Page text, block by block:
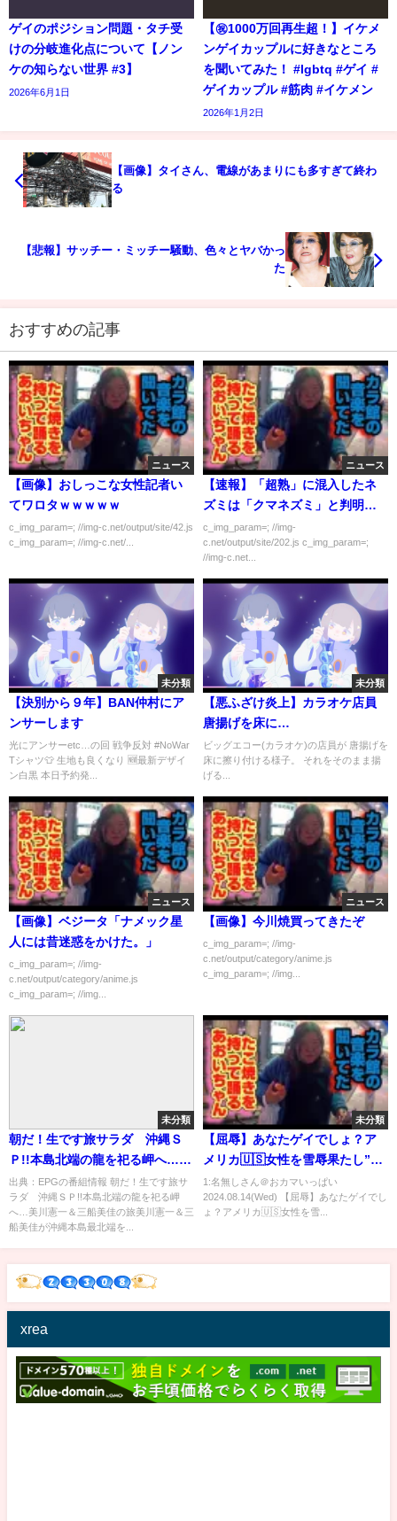
ゲイのポジション問題・タチ受
けの分岐進化点について【ノン
ケの知らない世界 #3】
2026年6月1日
【㊗️1000万回再生超！】イケメ
ンゲイカップルに好きなところ
を聞いてみた！ #lgbtq #ゲイ #
ゲイカップル #筋肉 #イケメン
2026年1月2日
【画像】タイさん、電線があまりにも多すぎて終わ
る
【悲報】サッチー・ミッチー騒動、色々とヤバかっ
た
おすすめの記事
ニュース
【画像】おしっこな女性記者い
てワロタｗｗｗｗｗ
c_img_param=; //img-c.net/output/site/42.js
c_img_param=; //img-c.net/...
ニュース
【速報】「超熟」に混入したネ
ズミは「クマネズミ」と判明ｗ
ｗｗｗｗ
c_img_param=; //img-
c.net/output/site/202.js c_img_param=;
//img-c.net...
未分類
【決別から９年】BAN仲村にア
ンサーします
光にアンサーetc…の回 戦争反対 #NoWar
Tシャツ👕 生地も良くなり 🆕最新デザイ
ン白黒 本日予約発...
未分類
【悪ふざけ炎上】カラオケ店員
唐揚げを床に…
ビッグエコー(カラオケ)の店員が 唐揚げを
床に擦り付ける様子。 それをそのまま揚
げる...
ニュース
【画像】ベジータ「ナメック星
人には昔迷惑をかけた。」
c_img_param=; //img-
c.net/output/category/anime.js
c_img_param=; //img...
ニュース
【画像】今川焼買ってきたぞ
c_img_param=; //img-
c.net/output/category/anime.js
c_img_param=; //img...
未分類
朝だ！生です旅サラダ 沖縄Ｓ
Ｐ!!本島北端の龍を祀る岬へ…美
川憲一＆三船美佳の旅[字]…の番
組内容解析まとめ
出典：EPGの番組情報 朝だ！生です旅サ
ラダ 沖縄ＳＰ!!本島北端の龍を祀る岬
へ…美川憲一＆三船美佳の旅美川憲一＆三
船美佳が沖縄本島最北端を...
未分類
【屈辱】あなたゲイでしょ？ア
メリカ🇺🇸女性を雪辱果たし”お
持ち帰り”した話
1:名無しさん＠おカマいっぱい
2024.08.14(Wed) 【屈辱】あなたゲイでし
ょ？アメリカ🇺🇸女性を雪...
xrea